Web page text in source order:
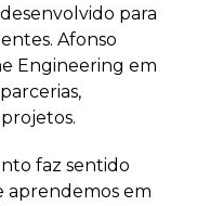
para
Afonso
Engineering em
faz sentido
aprendemos em